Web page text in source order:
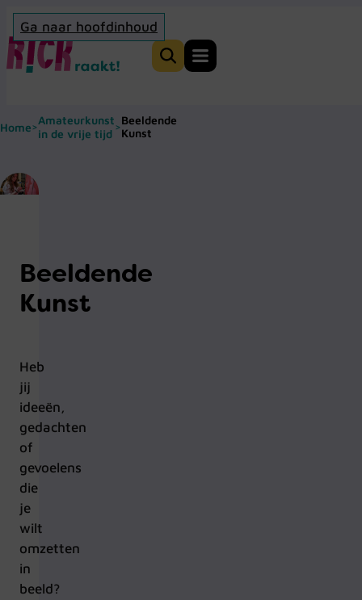
Ga naar hoofdinhoud
Home
Zoeken
Home>Amateurkunst
in de vrije tijd
>Beeldende
Kunst
Beeldende
Kunst
Heb
jij
ideeën,
gedachten
of
gevoelens
die
je
wilt
omzetten
in
beeld?